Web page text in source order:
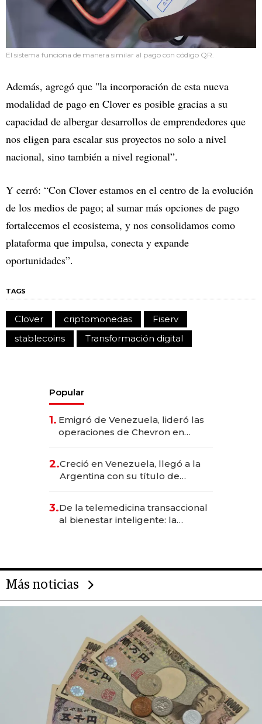
El sistema funciona de manera similar al pago con código QR.
Además, agregó que "la incorporación de esta nueva
modalidad de pago en Clover es posible gracias a su
capacidad de albergar desarrollos de emprendedores que
nos eligen para escalar sus proyectos no solo a nivel
nacional, sino también a nivel regional”.
Y cerró: “Con Clover estamos en el centro de la evolución
de los medios de pago; al sumar más opciones de pago
fortalecemos el ecosistema, y nos consolidamos como
plataforma que impulsa, conecta y expande
oportunidades”.
TAGS
Clover criptomonedas
Fiserv
stablecoins
Transformación digital
Popular
1. Emigró de Venezuela, lideró las
operaciones de Chevron en
2.Creció en Venezuela, llegó a la
Argentina con su título de
las marcas "fast premium"
3.De la telemedicina transaccional
al bienestar inteligente: la
Más noticias